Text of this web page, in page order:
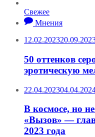
Свежее
Мнения
12.02.2023
50 оттенков
эротическую
22.04.2023
В космосе, но
«Вызов» —
2023 года